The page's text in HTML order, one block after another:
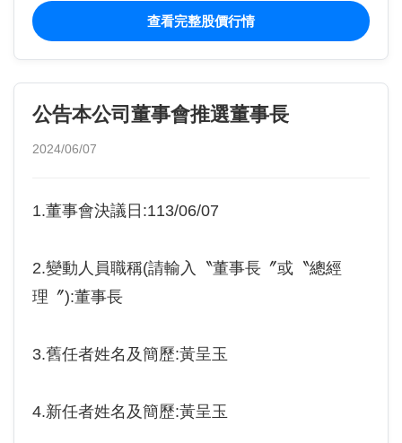
查看完整股價行情
公告本公司董事會推選董事長
2024/06/07
1.董事會決議日:113/06/07
2.變動人員職稱(請輸入〝董事長〞或〝總經
理〞):董事長
3.舊任者姓名及簡歷:黃呈玉
4.新任者姓名及簡歷:黃呈玉